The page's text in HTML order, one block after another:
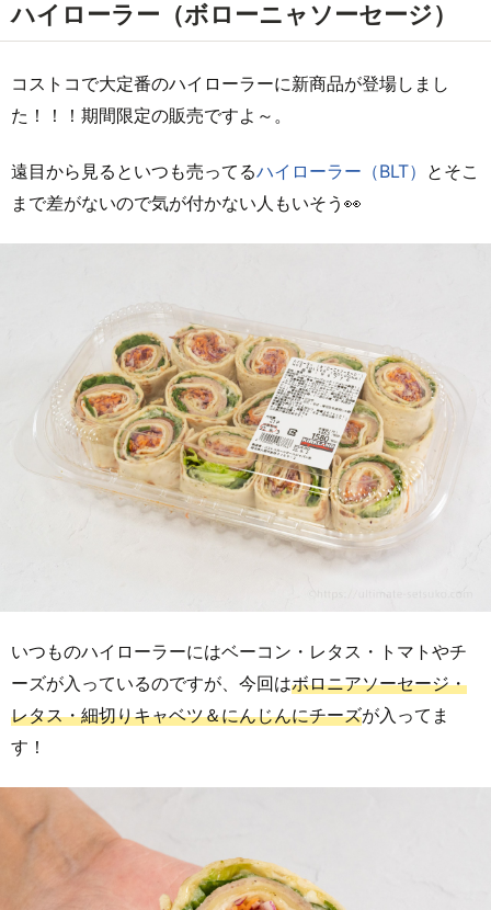
ハイローラー（ボローニャソーセージ）
コストコで大定番のハイローラーに新商品が登場しまし
た！！！期間限定の販売ですよ～。
遠目から見るといつも売ってるハイローラー（BLT） とそこ
まで差がないので気が付かない人もいそう👀
いつものハイローラーにはベーコン・レタス・トマトやチ
ーズが入っているのですが、今回はボロニアソーセージ・
レタス・細切りキャベツ＆にんじんにチーズが入ってま
す！